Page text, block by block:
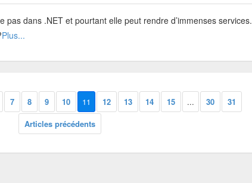
pas dans .NET et pourtant elle peut rendre d’immenses services.
Plus...
7 8 9 10 11 12 13 14 15 ... 30
31
Articles précédents